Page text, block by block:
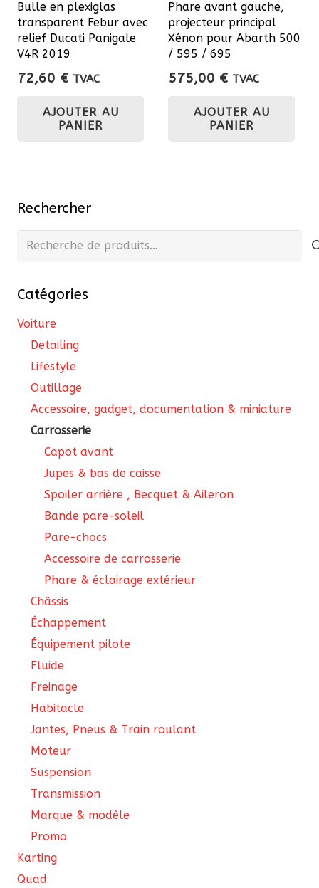
Bulle en plexiglas
transparent Febur avec
relief Ducati Panigale
V4R 2019
72,60 € TVAC
AJOUTER AU
PANIER
Phare avant gauche,
projecteur principal
Xénon pour Abarth 500
/ 595 / 695
575,00 € TVAC
AJOUTER AU
PANIER
Rechercher
Recherche
Catégories
Voiture
Detailing
Lifestyle
Outillage
Accessoire, gadget, documentation & miniature
Carrosserie
Capot avant
Jupes & bas de caisse
Spoiler arrière , Becquet & Aileron
Bande pare-soleil
Pare-chocs
Accessoire de carrosserie
Phare & éclairage extérieur
Châssis
Échappement
Équipement pilote
Fluide
Freinage
Habitacle
Jantes, Pneus & Train roulant
Moteur
Suspension
Transmission
Marque & modèle
Promo
Karting
Quad